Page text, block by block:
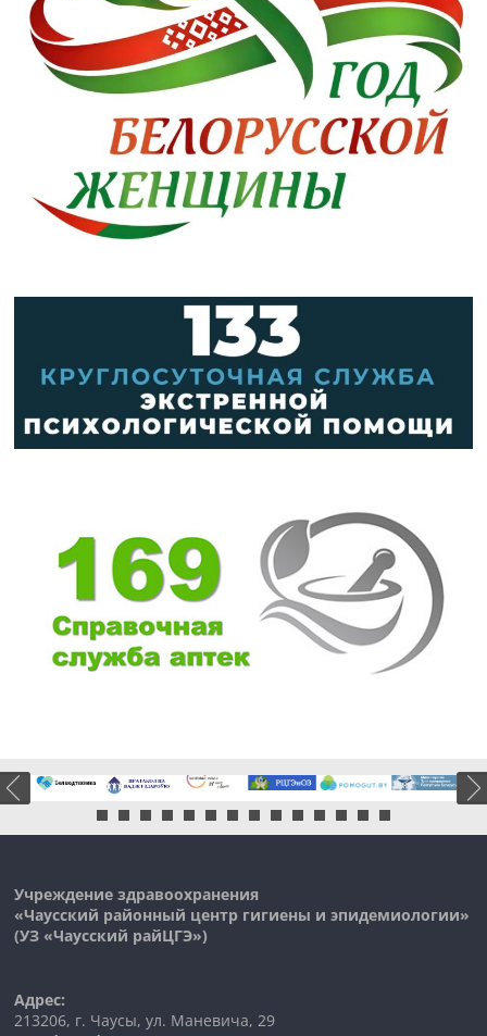
Учреждение здравоохранения
«Чаусский районный центр гигиены и эпидемиологии»
(УЗ «Чаусский райЦГЭ»)
Адрес:
213206, г. Чаусы, ул. Маневича, 29